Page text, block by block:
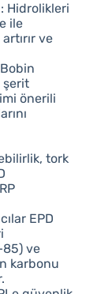
Hidrolikleri
ile
ve
şerit
önerili
tork
EPD
ve
karbonu